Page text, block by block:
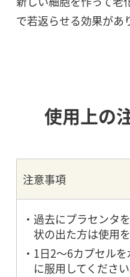
で若返らせる効果があ
使用上の
注意事項
過去にプラセンタ
状の出た方は使用
1日2～6カプセル
に服用してください